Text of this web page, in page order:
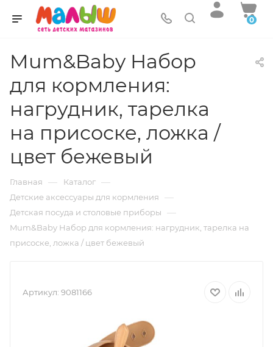
0
Mum&Baby Набор
для кормления:
нагрудник, тарелка
на присоске, ложка /
цвет бежевый
Главная — Каталог —
Детские аксессуары для кормления —
Детская посуда и столовые приборы —
Mum&Baby Набор для кормления: нагрудник, тарелка на
присоске, ложка / цвет бежевый
Артикул: 9081166